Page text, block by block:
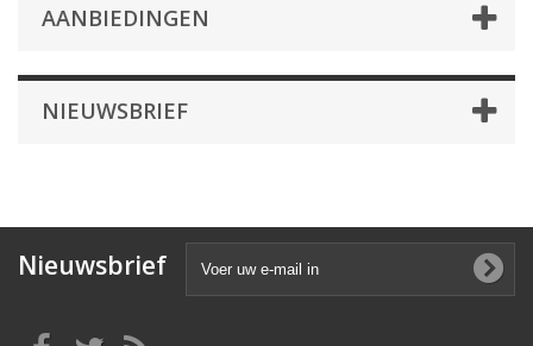
AANBIEDINGEN
NIEUWSBRIEF
Nieuwsbrief